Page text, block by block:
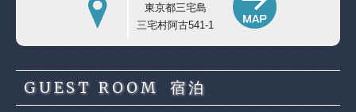
東京都三宅島
三宅村阿古541-1
GUEST ROOM 宿泊